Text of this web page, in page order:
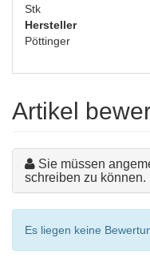
Stk
Hersteller
Pöttinger
Artikel
Sie müssen
schreiben zu können.
Es liegen keine